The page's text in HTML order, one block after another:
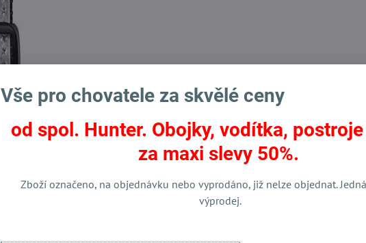
FacebookTwitterBlueskyPinterestReddit LinkedInWhatsApp
E-
Vše pro chovatele za skvělé ceny
od spol. Hunter. Obojky, vodítka,
za maxi slevy 50%.
Zboží označeno, na objednávku nebo vyprodáno, již nelze objednat.
výprodej.